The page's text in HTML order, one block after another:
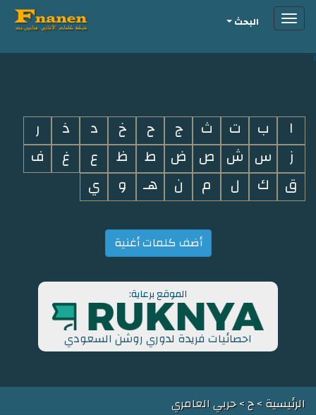
i
Toggleالبحث
ا ب ت ث ج ح خ د ذ
ر
ز
س ش ص ض ط ظ ع غ
ف
ق
ك ل م ن هـ و ي
أضف كلمات أغنية
الموقع برعاية:
احصائيات فريدة لدوري روشن السعودي
الرئيسية>ح> حربي العامري